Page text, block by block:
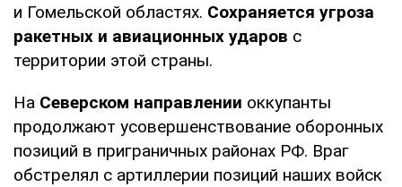
и Гомельской областях. Сохраняется угроза
ракетных и авиационных ударов с
территории этой страны.
На Северском направлении оккупанты
продолжают усовершенствование оборонных
позиций в приграничных районах РФ. Враг
обстрелял с артиллерии позиций наших войск